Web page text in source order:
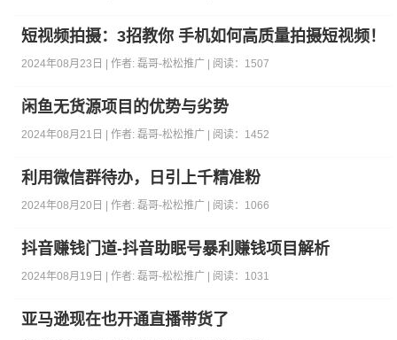
短视频拍摄：3招教你 手机如何高质量拍摄短视频！
2024年08月23日 | 作者:磊哥-松松推广 | 阅读： 1507
闲鱼无货源项目的优势与劣势
2024年08月21日 | 作者:磊哥-松松推广 | 阅读： 1452
利用微信群待办，日引上千精准粉
2024年08月20日 | 作者:磊哥-松松推广 | 阅读： 1066
抖音赚钱门道-抖音助眠号暴利赚钱项目解析
2024年08月19日 | 作者:磊哥-松松推广 | 阅读： 1031
亚马逊现在也开通直播带货了